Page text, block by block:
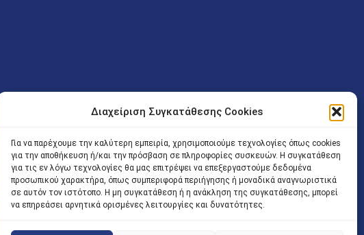
Διαχείριση Συγκατάθεσης Cookies
Για να παρέχουμε την καλύτερη εμπειρία, χρησιμοποιούμε τεχνολογίες όπως cookies
για την αποθήκευση ή/και την πρόσβαση σε πληροφορίες συσκευών. Η συγκατάθεση
για τις εν λόγω τεχνολογίες θα μας επιτρέψει να επεξεργαστούμε δεδομένα
προσωπικού χαρακτήρα, όπως συμπεριφορά περιήγησης ή μοναδικά αναγνωριστικά
σε αυτόν τον ιστότοπο. Η μη συγκατάθεση ή η ανάκληση της συγκατάθεσης, μπορεί
να επηρεάσει αρνητικά ορισμένες λειτουργίες και δυνατότητες.
Υποτροφιών (Λ. Εθνικής Αντιστάσεως 41 T.K.14234 Νέα Ιωνία), επιτρέπεται
15.00. Η είσοδος των Δικηγόρων στο κτήριο επιτρέπεται ελεύθερα με την
ημέρα και ώρα χωρίς κανέναν χρονικό ή άλλο περιορισμό. Η είσοδος
καθημερινά κατά τις ώρες 9.00 – 15.00. Η εξυπηρέτηση του κοινού
Για την αποφυγή συνωστισμού εντός του εσωτερικού χώρου
δύναται να πραγματοποιείται κατόπιν προγραμματισμένου ραντεβού.